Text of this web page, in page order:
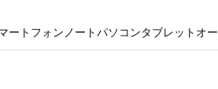
ートフォン ノートパソコンタブレット オ